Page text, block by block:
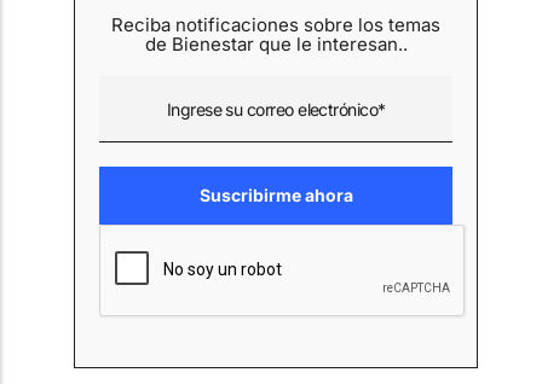
Reciba notificaciones sobre los temas
de Bienestar que le interesan..